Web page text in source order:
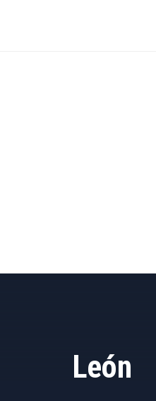
León